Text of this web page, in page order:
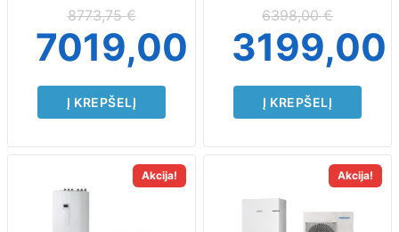
8773,75€
7019,00
Į KREPŠELĮ
6398,00€
3199,00
Į KREPŠELĮ
Akcija! Akcija!